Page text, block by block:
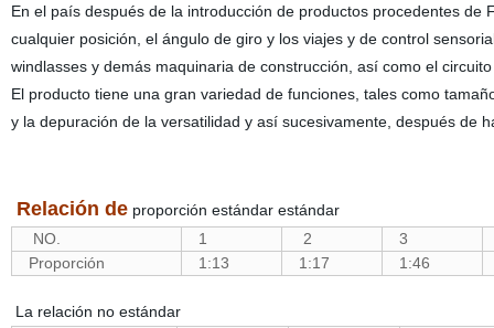
En el país después de la introducción de productos procedentes
cualquier posición, el ángulo de giro y los viajes y de control
windlasses y demás maquinaria de construcción, así como el
El producto tiene una gran variedad de funciones, tales como
y la depuración de la versatilidad y así sucesivamente, después de
Relación deproporción estándar estándar
NO.
1 2
3
Proporción
1:13 1:17 1:46
La relación no estándar